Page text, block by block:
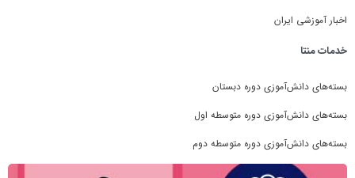
اخبار آموزشی ایران
خدمات منتا
بسته‌های دانش‌آموزی دوره دبستان
بسته‌های دانش‌آموزی دوره متوسطه اول
بسته‌های دانش‌آموزی دوره متوسطه دوم